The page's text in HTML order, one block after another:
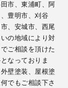
市、東浦町、阿
豊明市、刈谷
、安城市、西尾
の地域により対
ご相談を頂けた
なっておりま
壁塗装、屋根塗
でもご相談下さ